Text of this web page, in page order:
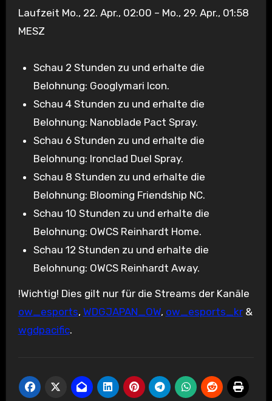
Laufzeit Mo., 22. Apr., 02:00 – Mo., 29. Apr., 01:58
MESZ
Schau 2 Stunden zu und erhalte die
Belohnung: Googlymari Icon.
Schau 4 Stunden zu und erhalte die
Belohnung: Nanoblade Pact Spray.
Schau 6 Stunden zu und erhalte die
Belohnung: Ironclad Duel Spray.
Schau 8 Stunden zu und erhalte die
Belohnung: Blooming Friendship NC.
Schau 10 Stunden zu und erhalte die
Belohnung: OWCS Reinhardt Home.
Schau 12 Stunden zu und erhalte die
Belohnung: OWCS Reinhardt Away.
!Wichtig! Dies gilt nur für die Streams der Kanäle
ow_esports, WDGJAPAN_OW, ow_esports_kr&
wgdpacific.